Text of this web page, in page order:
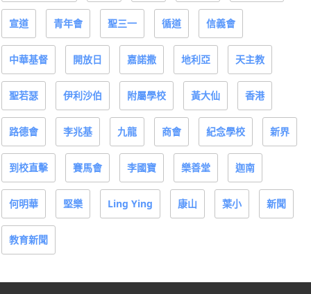
宣道 青年會 聖三一 循道 信義會
中華基督 開放日 嘉諾撒 地利亞 天主教
聖若瑟 伊利沙伯 附屬學校 黃大仙 香港
路德會 李兆基 九龍 商會 紀念學校 新界
到校直擊 賽馬會 李國寶 樂善堂 迦南
何明華 堅樂 Ling Ying 康山 葉小 新聞
教育新聞